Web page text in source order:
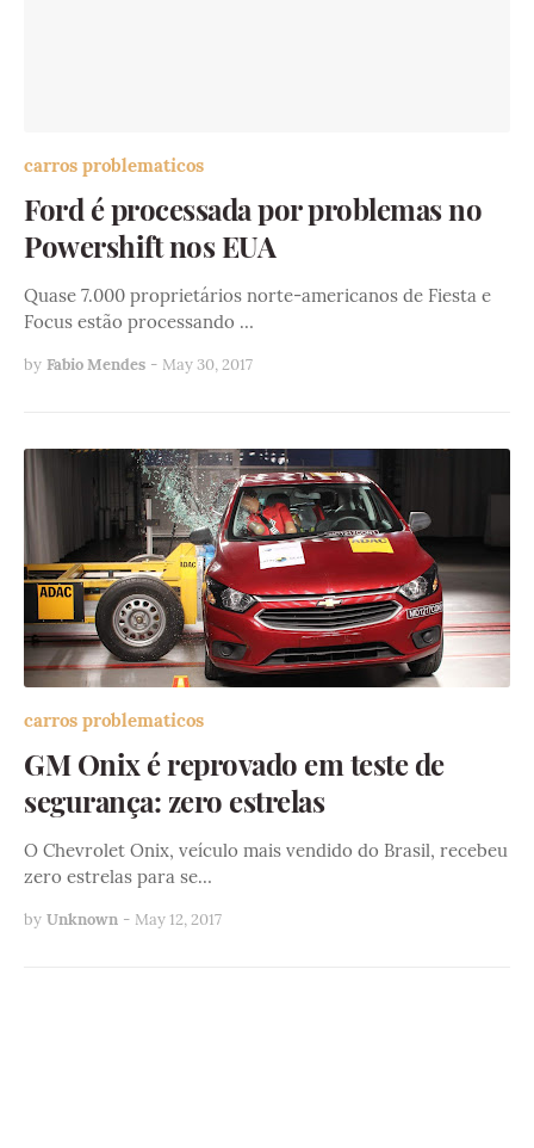
carros problematicos
Ford é processada por problemas no
Powershift nos EUA
Quase 7.000 proprietários norte-americanos de Fiesta e
Focus estão processando …
by Fabio Mendes - May 30, 2017
carros problematicos
GM Onix é reprovado em teste de
segurança: zero estrelas
O Chevrolet Onix, veículo mais vendido do Brasil, recebeu
zero estrelas para se…
by Unknown - May 12, 2017